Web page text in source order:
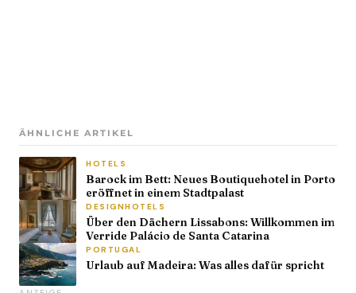
ÄHNLICHE ARTIKEL
HOTELS
Barock im Bett: Neues Boutiquehotel in Porto
eröffnet in einem Stadtpalast
DESIGNHOTELS
Über den Dächern Lissabons: Willkommen im
Verride Palácio de Santa Catarina
PORTUGAL
Urlaub auf Madeira: Was alles dafür spricht